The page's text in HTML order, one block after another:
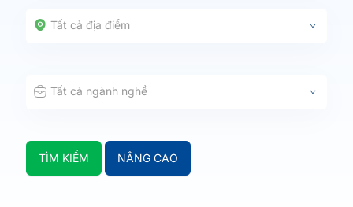
Tất cả địa điểm
Tất cả ngành nghề
TÌM KIẾM NÂNG CAO